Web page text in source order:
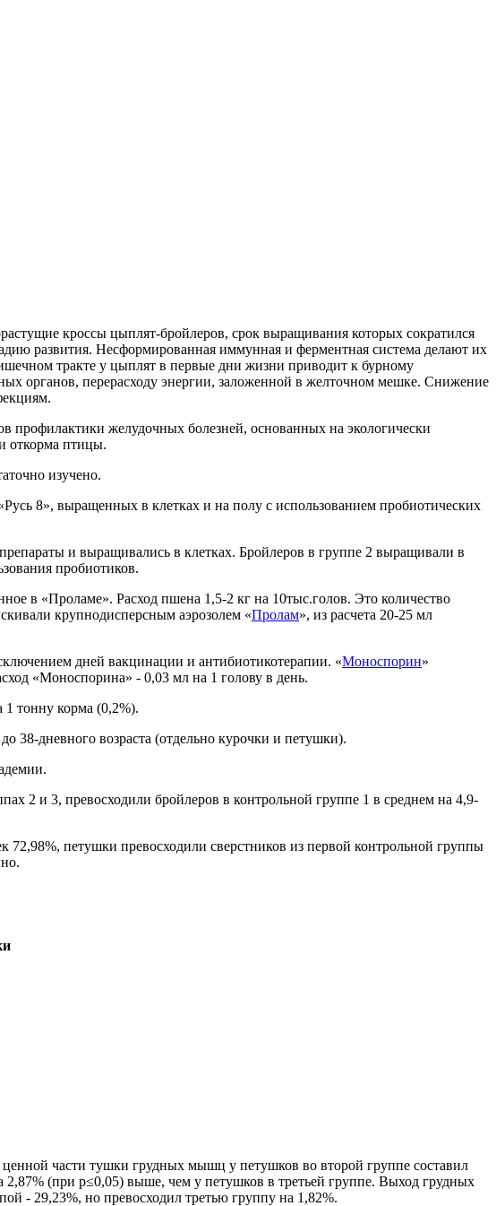
кроссы цыплят-бройлеров, срок выращивания которых сократился
развития. Несформированная иммунная и ферментная система делают их
тракте у цыплят в первые дни жизни приводит к бурному
органов, перерасходу энергии, заложенной в желточном мешке. Снижение
профилактики желудочных болезней, основанных на экологически
откорма птицы.
изучено.
8», выращенных в клетках и на полу с использованием пробиотических
и выращивались в клетках. Бройлеров в группе 2 выращивали в
пробиотиков.
в «Проламе». Расход пшена 1,5-2 кг на 10тыс.голов. Это количество
крупнодисперсным аэрозолем «Пролам», из расчета 20-25 мл
дней вакцинации и антибиотикотерапии. «Моноспорин»
«Моноспорина» - 0,03 мл на 1 голову в день.
1 тонну корма (0,2%).
38-дневного возраста (отдельно курочки и петушки).
2 и 3, превосходили бройлеров в контрольной группе 1 в среднем на 4,9-
петушки превосходили сверстников из первой контрольной группы
части тушки грудных мышц у петушков во второй группе составил
(при p≤0,05) выше, чем у петушков в третьей группе. Выход грудных
- 29,23%, но превосходил третью группу на 1,82%.